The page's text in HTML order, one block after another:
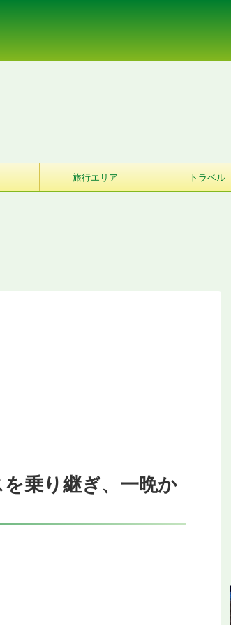
旅行エリア トラベル
乗り継ぎ、一晩か